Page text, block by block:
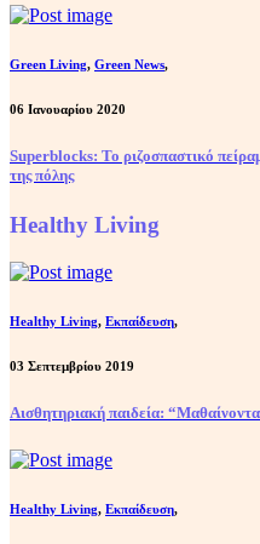
Green Living, Green News,
06 Ιανουαρίου 2020
Superblocks: Το ριζοσπαστικό
της πόλης
Healthy Living
Healthy Living, Εκπαίδευση,
03 Σεπτεμβρίου 2019
Αισθητηριακή παιδεία:
Healthy Living, Εκπαίδευση,